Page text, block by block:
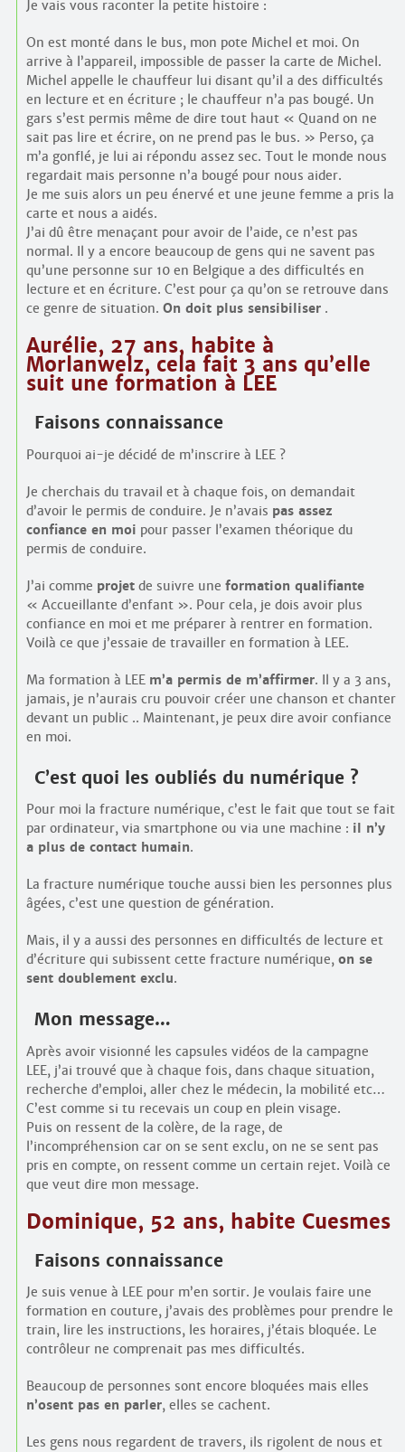
Je vais vous raconter la petite histoire :
On est monté dans le bus, mon pote Michel et moi. On
arrive à l’appareil, impossible de passer la carte de Michel.
Michel appelle le chauffeur lui disant qu’il a des difficultés
en lecture et en écriture ; le chauffeur n’a pas bougé. Un
gars s’est permis même de dire tout haut « Quand on ne
sait pas lire et écrire, on ne prend pas le bus. » Perso, ça
m’a gonflé, je lui ai répondu assez sec. Tout le monde nous
regardait mais personne n’a bougé pour nous aider.
Je me suis alors un peu énervé et une jeune femme a pris la
carte et nous a aidés.
J’ai dû être menaçant pour avoir de l’aide, ce n’est pas
normal. Il y a encore beaucoup de gens qui ne savent pas
qu’une personne sur 10 en Belgique a des difficultés en
lecture et en écriture. C’est pour ça qu’on se retrouve dans
ce genre de situation. On doit plus sensibiliser.
Aurélie, 27 ans, habite à
Morlanwelz, cela fait 3 ans qu’elle
suit une formation à LEE
Faisons connaissance
Pourquoi ai-je décidé de m’inscrire à LEE ?
Je cherchais du travail et à chaque fois, on demandait
d’avoir le permis de conduire. Je n’avais pas assez
confiance en moi pour passer l’examen théorique du
permis de conduire.
J’ai comme projetde suivre une formation qualifiante
« Accueillante d’enfant ». Pour cela, je dois avoir plus
confiance en moi et me préparer à rentrer en formation.
Voilà ce que j’essaie de travailler en formation à LEE.
Ma formation à LEE m’a permis de m’affirmer. Il y a 3 ans,
jamais, je n’aurais cru pouvoir créer une chanson et chanter
devant un public .. Maintenant, je peux dire avoir confiance
en moi.
C’est quoi les oubliés du numérique ?
Pour moi la fracture numérique, c’est le fait que tout se fait
par ordinateur, via smartphone ou via une machine : il n’y
a plus de contact humain.
La fracture numérique touche aussi bien les personnes plus
âgées, c’est une question de génération.
Mais, il y a aussi des personnes en difficultés de lecture et
d’écriture qui subissent cette fracture numérique, on se
sent doublement exclu.
Mon message…
Après avoir visionné les capsules vidéos de la campagne
LEE, j’ai trouvé que à chaque fois, dans chaque situation,
recherche d’emploi, aller chez le médecin, la mobilité etc…
C’est comme si tu recevais un coup en plein visage.
Puis on ressent de la colère, de la rage, de
l’incompréhension car on se sent exclu, on ne se sent pas
pris en compte, on ressent comme un certain rejet. Voilà ce
que veut dire mon message.
Dominique, 52 ans, habite Cuesmes
Faisons connaissance
Je suis venue à LEE pour m’en sortir. Je voulais faire une
formation en couture, j’avais des problèmes pour prendre le
train, lire les instructions, les horaires, j’étais bloquée. Le
contrôleur ne comprenait pas mes difficultés.
Beaucoup de personnes sont encore bloquées mais elles
n’osent pas en parler, elles se cachent.
Les gens nous regardent de travers, ils rigolent de nous et